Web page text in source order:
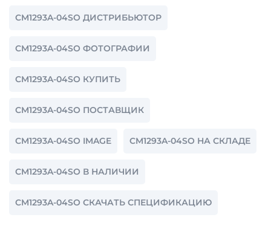
CM1293A-04SO ДИСТРИБЬЮТОР
CM1293A-04SO ФОТОГРАФИИ
CM1293A-04SO КУПИТЬ
CM1293A-04SO ПОСТАВЩИК
CM1293A-04SO IMAGE CM1293A-04SO НА СКЛАДЕ
CM1293A-04SO В НАЛИЧИИ
CM1293A-04SO СКАЧАТЬ СПЕЦИФИКАЦИЮ